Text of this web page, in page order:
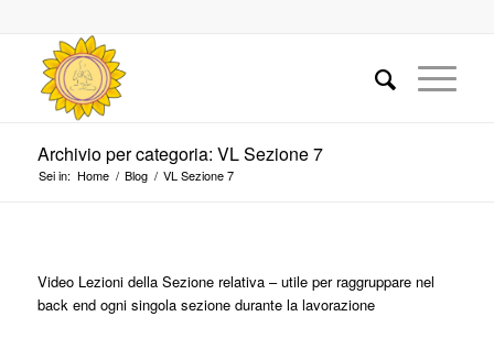
Archivio per categoria: VL Sezione 7
Sei in: Home / Blog / VL Sezione 7
Video Lezioni della Sezione relativa – utile per raggruppare nel
back end ogni singola sezione durante la lavorazione